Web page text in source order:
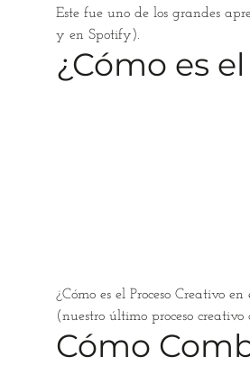
Este fue uno de los grandes
y en Spotify).
¿Cómo es
¿Cómo es el Proceso Creativo
(nuestro último proceso
Cómo